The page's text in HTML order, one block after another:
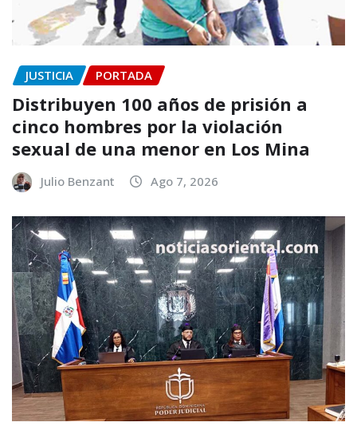
JUSTICIA PORTADA
Distribuyen 100 años de prisión a
cinco hombres por la violación
sexual de una menor en Los Mina
Julio Benzant Ago 7, 2026